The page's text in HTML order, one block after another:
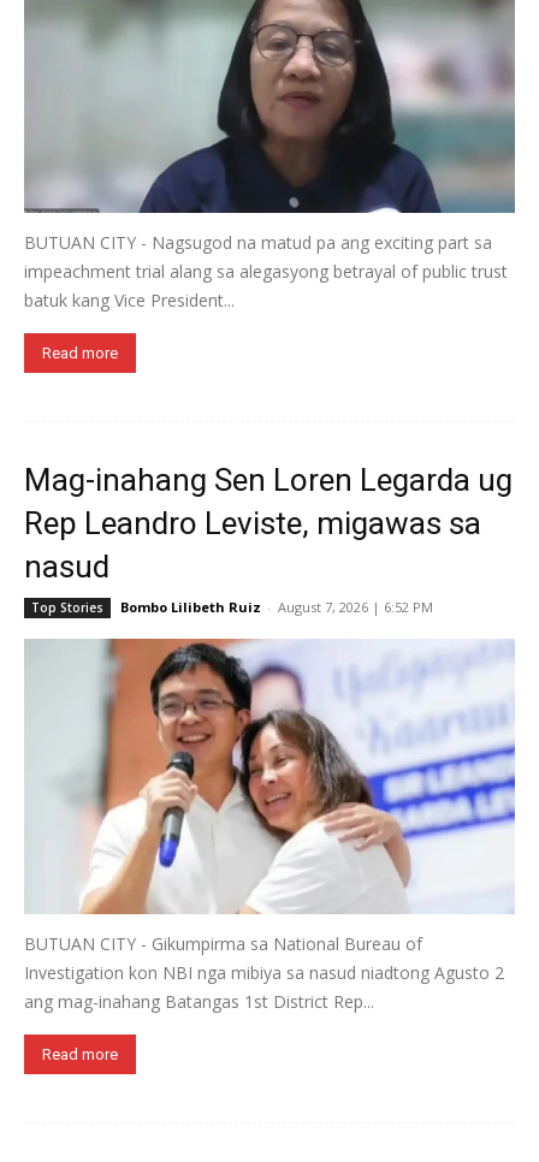
BUTUAN CITY - Nagsugod na matud pa ang exciting part sa
impeachment trial alang sa alegasyong betrayal of public trust
batuk kang Vice President...
Read more
Mag-inahang Sen Loren Legarda ug
Rep Leandro Leviste, migawas sa
nasud
Top Stories Bombo Lilibeth Ruiz - August 7, 2026 | 6:52 PM
BUTUAN CITY - Gikumpirma sa National Bureau of
Investigation kon NBI nga mibiya sa nasud niadtong Agusto 2
ang mag-inahang Batangas 1st District Rep...
Read more